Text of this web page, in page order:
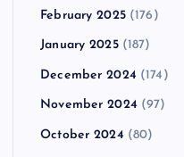
February 2025(176)
January 2025(187)
December 2024 (174)
November 2024 (97)
October 2024 (80)